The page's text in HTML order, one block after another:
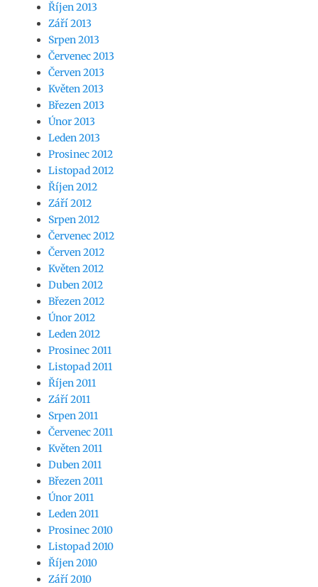
Říjen 2013
Září 2013
Srpen 2013
Červenec 2013
Červen 2013
Květen 2013
Březen 2013
Únor 2013
Leden 2013
Prosinec 2012
Listopad 2012
Říjen 2012
Září 2012
Srpen 2012
Červenec 2012
Červen 2012
Květen 2012
Duben 2012
Březen 2012
Únor 2012
Leden 2012
Prosinec 2011
Listopad 2011
Říjen 2011
Září 2011
Srpen 2011
Červenec 2011
Květen 2011
Duben 2011
Březen 2011
Únor 2011
Leden 2011
Prosinec 2010
Listopad 2010
Říjen 2010
Září 2010